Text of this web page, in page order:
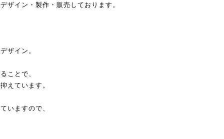
ザイン・製作・販売しております。
ザイン。
ことで、
えています。
いますので、